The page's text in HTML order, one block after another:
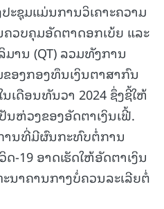
ຊຸມແມ່ນການວິເຄາະຄວາມ
ວບຄຸມອັດຕາດອກເບ້ຍ ແລະ
ານ (QT) ລວມທັງການ
ອງກອງທຶນເງິນຕາສາກົນ
ເດືອນທັນວາ 2024 ຊຶ່ງຊີ້ໃຫ້
ຫ່ວງຂອງອັດຕາເງິນເຟີ້.
ານທີ່ມີຜົນກະທົບຕໍ່ການ
-19 ອາດເຮັດໃຫ້ອັດຕາເງິນ
ນາຄານກາງບໍ່ຄວນລະເລີຍຕໍ່